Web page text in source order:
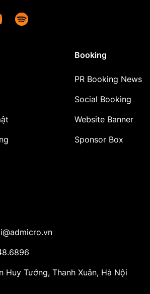
Booking
PR Booking News
Social Booking
Website Banner
Sponsor Box
Huy Tưởng, Thanh Xuân, Hà Nội